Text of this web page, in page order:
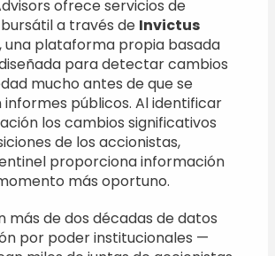
ofrece servicios de
a través de Invictus
, una plataforma propia basada
para detectar cambios
mucho antes de que se
informes públicos. Al identificar
los cambios significativos
de los accionistas,
proporciona información
más oportuno.
más de dos décadas de datos
por poder institucionales —